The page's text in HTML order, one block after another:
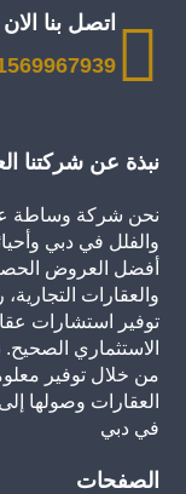
اتصل بنا الان
نبذة عن شركتنا
نحن شركة وساطة
والفلل في دبي
أفضل العروض
توفير استشارات
الاستثماري
من خلال توفير
العقارات وصولها
في دبي
الصفحات